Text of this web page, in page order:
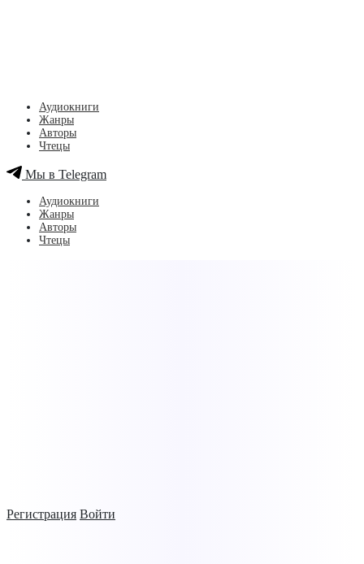
Регистрация Войти
Аудиокниги
Жанры
Авторы
Чтецы
Мы в Telegram
Аудиокниги
Жанры
Авторы
Чтецы